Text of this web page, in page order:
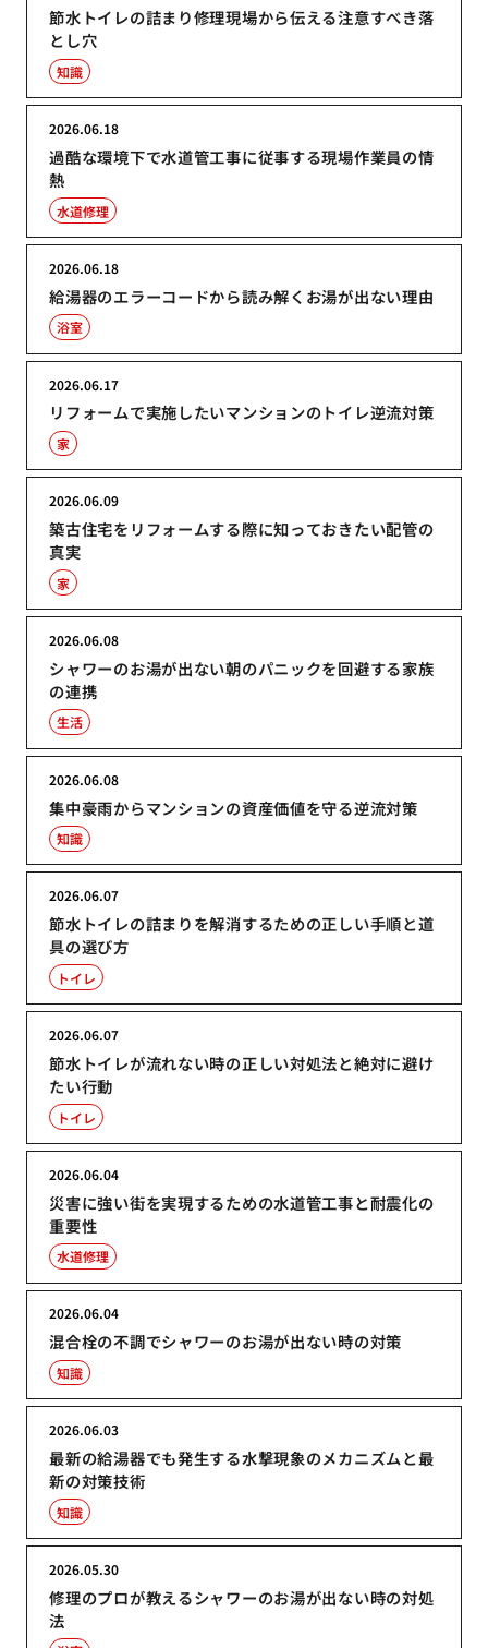
節水トイレの詰まり修理現場から伝える注意すべき落
とし穴
知識
過酷な環境下で水道管工事に従事する現場作業員の情
熱
2026.06.18
水道修理
給湯器のエラーコードから読み解くお湯が出ない理由
2026.06.18
浴室
リフォームで実施したいマンションのトイレ逆流対策
2026.06.17
家
築古住宅をリフォームする際に知っておきたい配管の
真実
2026.06.09
家
シャワーのお湯が出ない朝のパニックを回避する家族
の連携
2026.06.08
生活
集中豪雨からマンションの資産価値を守る逆流対策
2026.06.08
知識
節水トイレの詰まりを解消するための正しい手順と道
具の選び方
2026.06.07
トイレ
節水トイレが流れない時の正しい対処法と絶対に避け
たい行動
2026.06.07
トイレ
災害に強い街を実現するための水道管工事と耐震化の
重要性
2026.06.04
水道修理
混合栓の不調でシャワーのお湯が出ない時の対策
2026.06.04
知識
最新の給湯器でも発生する水撃現象のメカニズムと最
新の対策技術
2026.06.03
知識
修理のプロが教えるシャワーのお湯が出ない時の対処
法
2026.05.30